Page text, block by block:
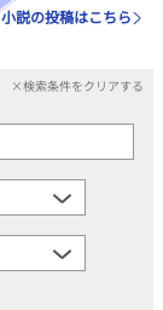
小説の投稿はこちら
×検索条件をクリアする